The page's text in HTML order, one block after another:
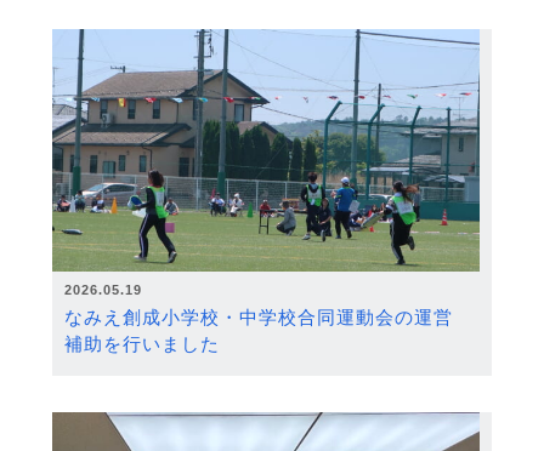
2026.05.19
なみえ創成小学校・中学校合同運動会の運営
補助を行いました